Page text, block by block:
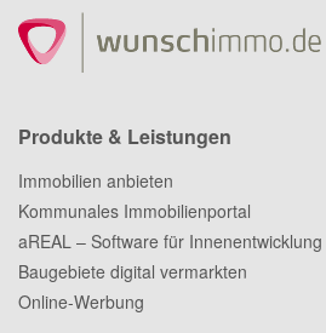
Produkte & Leistungen
Immobilien anbieten
Kommunales Immobilienportal
aREAL – Software für Innenentwicklung
Baugebiete digital vermarkten
Online-Werbung